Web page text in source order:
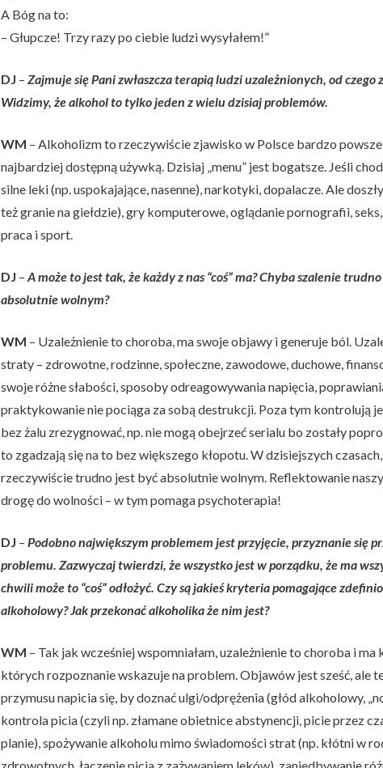
A Bóg na to:
– Głupcze! Trzy razy po ciebie ludzi wysyłałem!”
DJ – Zajmuje się Pani zwłaszcza terapią ludzi uzależnionych, od czego
Widzimy, że alkohol to tylko jeden z wielu dzisiaj problemów.
WM – Alkoholizm to rzeczywiście zjawisko w Polsce bardzo
najbardziej dostępną używką. Dzisiaj „menu” jest bogatsze. Jeśli
silne leki (np. uspokajające, nasenne), narkotyki, dopalacze. Ale
też granie na giełdzie), gry komputerowe, oglądanie pornografii,
praca i sport.
DJ – A może to jest tak, że każdy z nas “coś” ma? Chyba szalenie
absolutnie wolnym?
WM – Uzależnienie to choroba, ma swoje objawy i generuje ból.
straty – zdrowotne, rodzinne, społeczne, zawodowe, duchowe,
swoje różne słabości, sposoby odreagowywania napięcia,
praktykowanie nie pociąga za sobą destrukcji. Poza tym kontrolują
bez żalu zrezygnować, np. nie mogą obejrzeć serialu bo zostały
to zgadzają się na to bez większego kłopotu. W dzisiejszych
rzeczywiście trudno jest być absolutnie wolnym. Reflektowanie
drogę do wolności – w tym pomaga psychoterapia!
DJ – Podobno największym problemem jest przyjęcie, przyznanie się
problemu. Zazwyczaj twierdzi, że wszystko jest w porządku, że ma
chwili może to “coś” odłożyć. Czy są jakieś kryteria pomagające
alkoholowy? Jak przekonać alkoholika że nim jest?
WM – Tak jak wcześniej wspomniałam, uzależnienie to choroba i
których rozpoznanie wskazuje na problem. Objawów jest sześć, ale
przymusu napicia się, by doznać ulgi/odprężenia (głód alkoholowy,
kontrola picia (czyli np. złamane obietnice abstynencji, picie przez
planie), spożywanie alkoholu mimo świadomości strat (np. kłótni w